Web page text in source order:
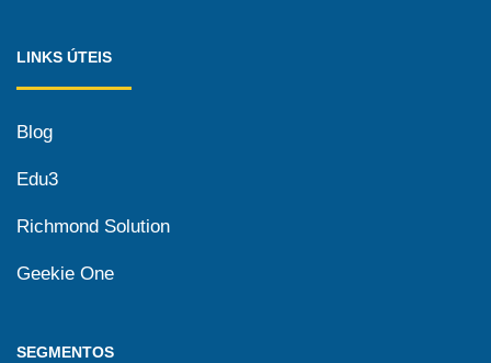
LINKS ÚTEIS
Blog
Edu3
Richmond Solution
Geekie One
SEGMENTOS